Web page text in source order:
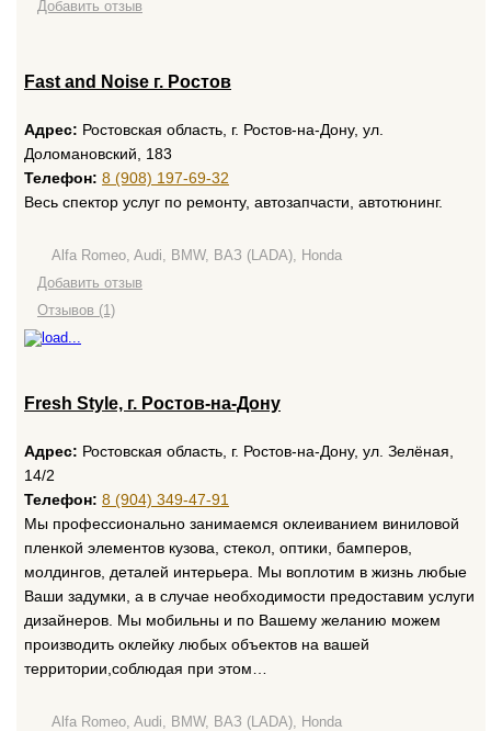
Добавить отзыв
Fast and Noise г. Ростов
Адрес: Ростовская область, г. Ростов-на-Дону, ул.
Доломановский, 183
Телефон: 8 (908) 197-69-32
Весь спектор услуг по ремонту, автозапчасти, автотюнинг.
Alfa Romeo, Audi, BMW, ВАЗ (LADA), Honda
Добавить отзыв
Отзывов (1)
Fresh Style, г. Ростов-на-Дону
Адрес: Ростовская область, г. Ростов-на-Дону, ул. Зелёная,
14/2
Телефон: 8 (904) 349-47-91
Мы профессионально занимаемся оклеиванием виниловой
пленкой элементов кузова, стекол, оптики, бамперов,
молдингов, деталей интерьера. Мы воплотим в жизнь любые
Ваши задумки, а в случае необходимости предоставим услуги
дизайнеров. Мы мобильны и по Вашему желанию можем
производить оклейку любых объектов на вашей
территории,соблюдая при этом…
Alfa Romeo, Audi, BMW, ВАЗ (LADA), Honda